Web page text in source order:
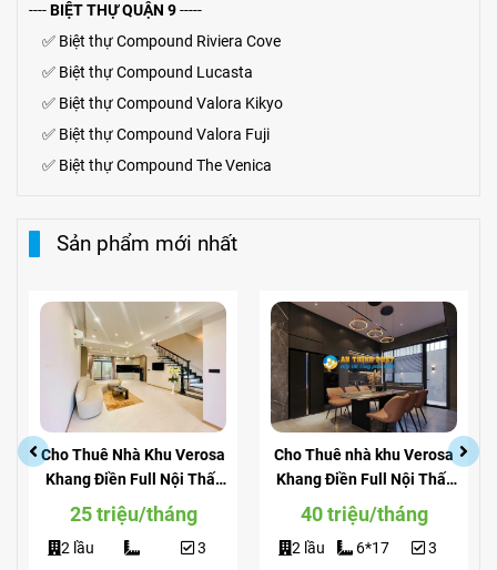
----BIỆT THỰ QUẬN 9-----
✅ Biệt thự Compound Riviera Cove
✅ Biệt thựCompound Lucasta
✅ Biệt thựCompound Valora Kikyo
✅ Biệt thự Compound Valora Fuji
✅ Biệt thự Compound The Venica
Sản phẩm mới nhất
Cho Thuê nhà khu Verosa
Khang Điền Full Nội Thất
View Công Viên
40 triệu/tháng
2 lầu 6*17 3
Cho Thuê Nhà Mặt Tiền
Đường Liên Phường Quận
9 Căn Góc Làm Văn Phòng
55 triệu / tháng
2 lầu Suốt